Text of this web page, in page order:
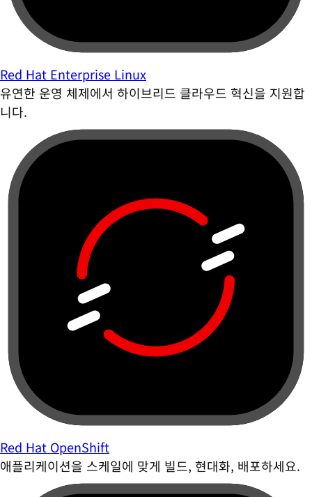
Red Hat Enterprise Linux
유연한 운영 체제에서 하이브리드 클라우드 혁신을 지원합
니다.
Red Hat OpenShift
애플리케이션을 스케일에 맞게 빌드, 현대화, 배포하세요.